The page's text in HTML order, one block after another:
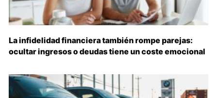
La infidelidad financiera también rompe parejas:
ocultar ingresos o deudas tiene un coste emocional